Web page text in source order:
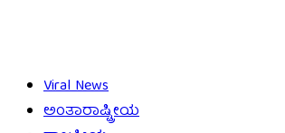
Viral News
ಅಂತಾರಾಷ್ಟ್ರೀಯ